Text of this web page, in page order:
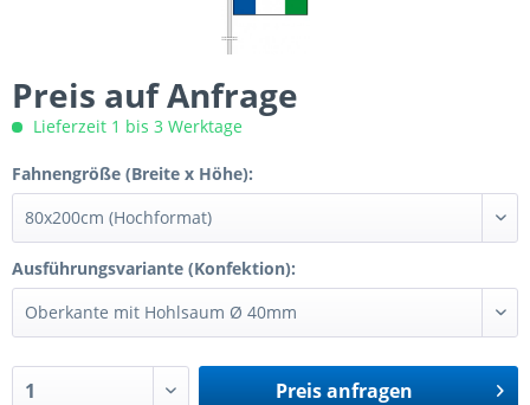
Preis auf Anfrage
Lieferzeit 1 bis 3 Werktage
Fahnengröße (Breite x Höhe):
Ausführungsvariante (Konfektion):
Preis anfragen